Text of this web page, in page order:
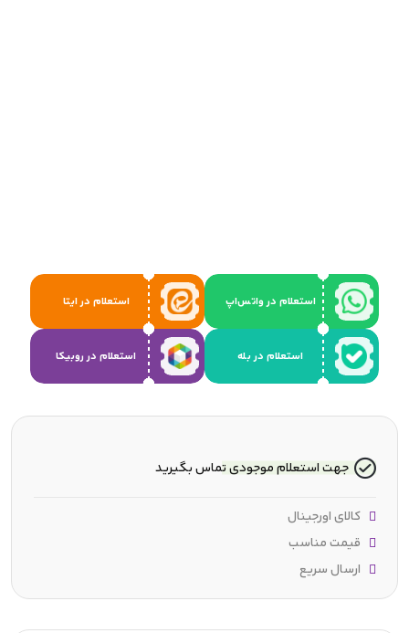
استعلام در واتس‌اپ استعلام در ایتا
استعلام در بله استعلام در روبیکا
جهت استعلام موجودی تماس بگیرید
کالای اورجینال
قیمت مناسب
ارسال سریع